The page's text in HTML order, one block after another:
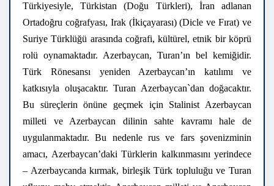
Türkiyesiyle, Türkistan (Doğu Türkleri), İran adlanan
Ortadoğru coğrafyası, Irak (İkiçayarası) (Dicle ve Fırat) ve
Suriye Türklüğü arasında coğrafi, kültürel, etnik bir köprü
rolü oynamaktadır. Azerbaycan, Turan’ın bel kemiğidir.
Türk Rönesansı yeniden Azerbaycan’ın katılımı ve
katkısıyla oluşacaktır. Turan Azerbaycan`dan doğacaktır.
Bu süreçlerin önüne geçmek için Stalinist Azerbaycan
milleti ve Azerbaycan dilinin sahte kavramı hale de
uygulanmaktadır. Bu nedenle rus ve fars şovenizminin
amacı, Azerbaycan’daki Türklerin kalkınmasını yerindece
– Azerbaycanda kırmak, birleşik Türk topluluğu ve Turan